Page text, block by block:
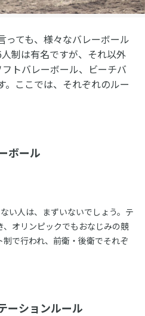
っても、様々なバレーボール
制は有名ですが、それ以外
トバレーボール、ビーチバ
。ここでは、それぞれのルー
ボール
い人は、まずいないでしょう。テ
オリンピックでもおなじみの競
で行われ、前衛・後衛でそれぞ
ーションルール